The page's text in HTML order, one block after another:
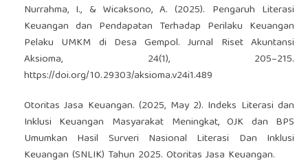
Nurrahma, I., & Wicaksono, A. (2025). Pengaruh Literasi
Keuangan dan Pendapatan Terhadap Perilaku Keuangan
Pelaku UMKM di Desa Gempol. Jurnal Riset Akuntansi
Aksioma, 24(1), 205–215.
https://doi.org/10.29303/aksioma.v24i1.489
Otoritas Jasa Keuangan. (2025, May 2). Indeks Literasi dan
Inklusi Keuangan Masyarakat Meningkat, OJK dan BPS
Umumkan Hasil Surveri Nasional Literasi Dan Inklusi
Keuangan (SNLIK) Tahun 2025. Otoritas Jasa Keuangan.